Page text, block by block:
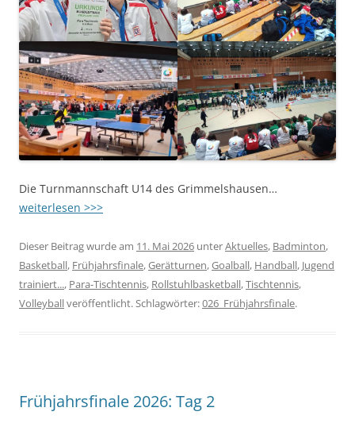
Die Turnmannschaft U14 des Grimmelshausen…
weiterlesen >>>
Dieser Beitrag wurde am 11. Mai 2026 unterAktuelles, Badminton,
Basketball, Frühjahrsfinale,Gerätturnen,Goalball, Handball, Jugend
trainiert..., Para-Tischtennis, Rollstuhlbasketball,Tischtennis,
Volleyballveröffentlicht. Schlagwörter:026_Frühjahrsfinale.
Frühjahrsfinale 2026: Tag 2